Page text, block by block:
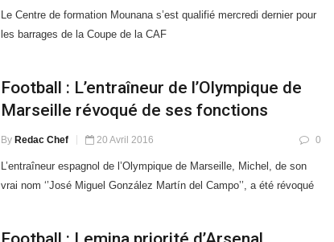
Le Centre de formation Mounana s’est qualifié mercredi dernier pour
les barrages de la Coupe de la CAF
Football : L’entraîneur de l’Olympique de
Marseille révoqué de ses fonctions
By Redac Chef 20 Avril 2016 0
L’entraîneur espagnol de l’Olympique de Marseille, Michel, de son
vrai nom ‘’José Miguel González Martín del Campo’’, a été révoqué